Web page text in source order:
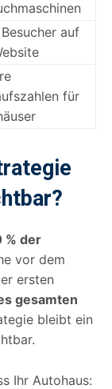
auf
für
% der
vor dem
ersten
gesamten
bleibt ein
Ihr Autohaus: